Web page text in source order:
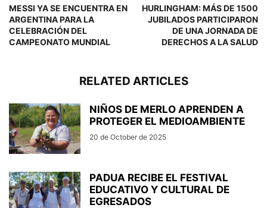
MESSI YA SE ENCUENTRA EN
ARGENTINA PARA LA
CELEBRACIÓN DEL
CAMPEONATO MUNDIAL
HURLINGHAM: MÁS DE 1500
JUBILADOS PARTICIPARON
DE UNA JORNADA DE
DERECHOS A LA SALUD
RELATED ARTICLES
NIÑOS DE MERLO APRENDEN A
PROTEGER EL MEDIOAMBIENTE
20 de October de 2025
PADUA RECIBE EL FESTIVAL
EDUCATIVO Y CULTURAL DE
EGRESADOS